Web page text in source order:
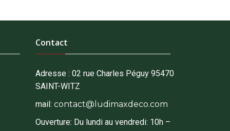
Contact
Adresse : 02 rue Charles Péguy 95470
SAINT-WITZ
mail: contact@ludimaxdeco.com
Ouverture: Du lundi au vendredi: 10h –